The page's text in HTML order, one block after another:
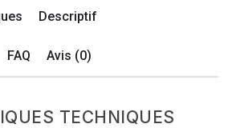
Descriptif
FAQ Avis (0)
TECHNIQUES